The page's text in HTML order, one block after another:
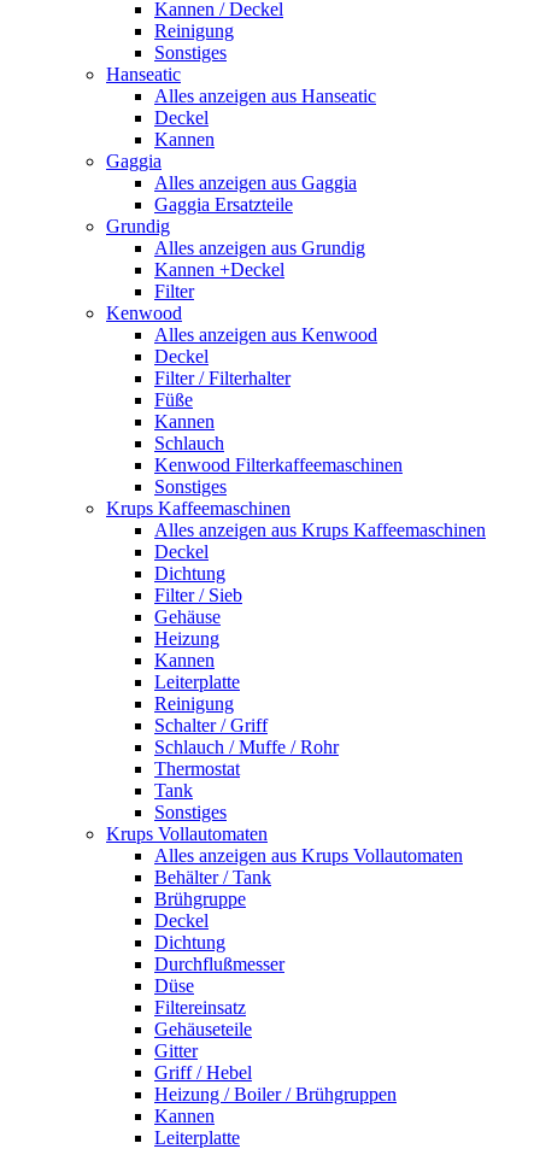
Kannen / Deckel
Reinigung
Sonstiges
Hanseatic
Alles anzeigen aus Hanseatic
Deckel
Kannen
Gaggia
Alles anzeigen aus Gaggia
Gaggia Ersatzteile
Grundig
Alles anzeigen aus Grundig
Kannen +Deckel
Filter
Kenwood
Alles anzeigen aus Kenwood
Deckel
Filter / Filterhalter
Füße
Kannen
Schlauch
Kenwood Filterkaffeemaschinen
Sonstiges
Krups Kaffeemaschinen
Alles anzeigen aus Krups Kaffeemaschinen
Deckel
Dichtung
Filter / Sieb
Gehäuse
Heizung
Kannen
Leiterplatte
Reinigung
Schalter / Griff
Schlauch / Muffe / Rohr
Thermostat
Tank
Sonstiges
Krups Vollautomaten
Alles anzeigen aus Krups Vollautomaten
Behälter / Tank
Brühgruppe
Deckel
Dichtung
Durchflußmesser
Düse
Filtereinsatz
Gehäuseteile
Gitter
Griff / Hebel
Heizung / Boiler / Brühgruppen
Kannen
Leiterplatte